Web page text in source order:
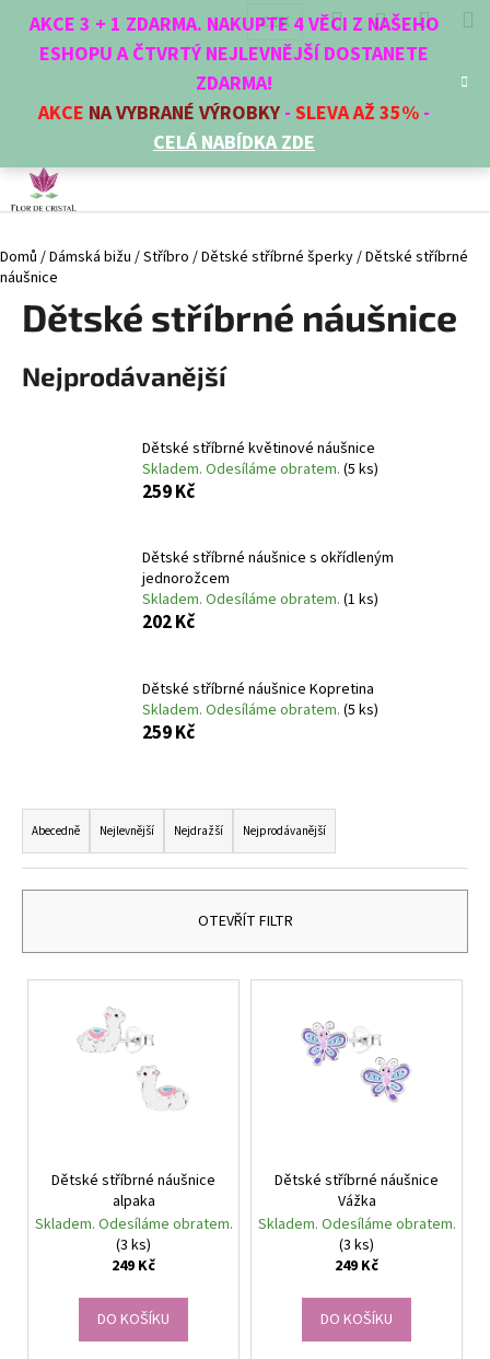
AKCE 3 + 1 ZDARMA. NAKUPTE 4 VĚCI Z NAŠEHO
ESHOPU A ČTVRTÝ NEJLEVNĚJŠÍ DOSTANETE
ZDARMA!
AKCE NA VYBRANÉ VÝROBKY - SLEVA AŽ 35% -
CELÁ NABÍDKA ZDE
CZK HledatPřihlášení
Domů /Dámská bižu /Stříbro /Dětské stříbrné šperky/Dětské stříbrné
náušnice
Dětské stříbrné náušnice
Nejprodávanější
Dětské stříbrné květinové náušnice
Skladem. Odesíláme obratem. (5 ks)
259 Kč
Dětské stříbrné náušnice s okřídleným
jednorožcem
Skladem. Odesíláme obratem. (1 ks)
202 Kč
Dětské stříbrné náušnice Kopretina
Skladem. Odesíláme obratem. (5 ks)
259 Kč
Ř
a
z
e
í
p
Abecedně Nejlevnější Nejdražší Nejprodávanější
OTEVŘÍT FILTR
V
d
Dětské stříbrné náušnice
alpaka
Skladem. Odesíláme obratem.
(3 ks)
249 Kč
DO KOŠÍKU
Dětské stříbrné náušnice
Vážka
Skladem. Odesíláme obratem.
(3 ks)
249 Kč
DO KOŠÍKU
Zpět
Zpět
p
o
ř
e
b
j
HLEDAT
D
o
p
u
č
NÁUŠNICE
CINTIA